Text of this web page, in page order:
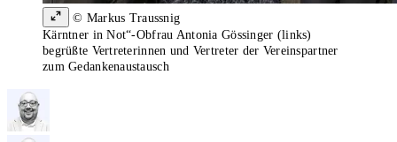
© Markus Traussnig
Kärntner in Not“-Obfrau Antonia Gössinger (links)
begrüßte Vertreterinnen und Vertreter der Vereinspartner
zum Gedankenaustausch